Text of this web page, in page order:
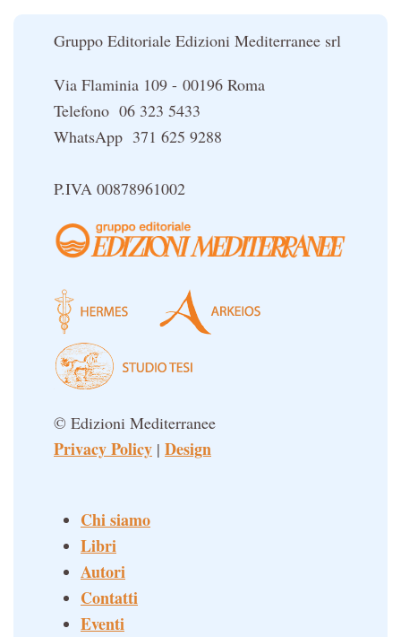
Opere di Julius Evola
Simbolica Massonica
Un libro per Sempre
Gruppo Editoriale Edizioni Mediterranee srl
Via Flaminia 109 - 00196 Roma
Telefono 06 323 5433
WhatsApp 371 625 9288
P.IVA 00878961002
© Edizioni Mediterranee
Privacy Policy | Design
Chi siamo
Libri
Autori
Contatti
Eventi